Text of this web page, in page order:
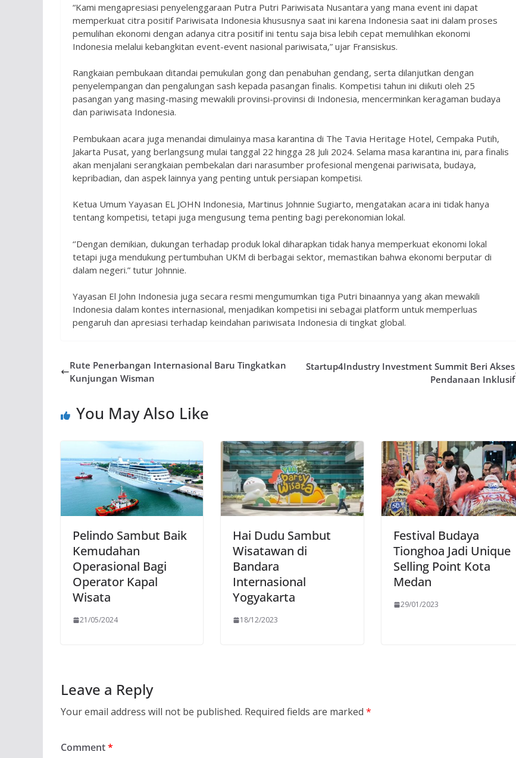
“Kami mengapresiasi penyelenggaraan Putra Putri Pariwisata Nusantara yang mana event ini dapat
memperkuat citra positif Pariwisata Indonesia khususnya saat ini karena Indonesia saat ini dalam proses
pemulihan ekonomi dengan adanya citra positif ini tentu saja bisa lebih cepat memulihkan ekonomi
Indonesia melalui kebangkitan event-event nasional pariwisata,” ujar Fransiskus.
Rangkaian pembukaan ditandai pemukulan gong dan penabuhan gendang, serta dilanjutkan dengan
penyelempangan dan pengalungan sash kepada pasangan finalis. Kompetisi tahun ini diikuti oleh 25
pasangan yang masing-masing mewakili provinsi-provinsi di Indonesia, mencerminkan keragaman budaya
dan pariwisata Indonesia.
Pembukaan acara juga menandai dimulainya masa karantina di The Tavia Heritage Hotel, Cempaka Putih,
Jakarta Pusat, yang berlangsung mulai tanggal 22 hingga 28 Juli 2024. Selama masa karantina ini, para finalis
akan menjalani serangkaian pembekalan dari narasumber profesional mengenai pariwisata, budaya,
kepribadian, dan aspek lainnya yang penting untuk persiapan kompetisi.
Ketua Umum Yayasan EL JOHN Indonesia, Martinus Johnnie Sugiarto, mengatakan acara ini tidak hanya
tentang kompetisi, tetapi juga mengusung tema penting bagi perekonomian lokal.
‘’Dengan demikian, dukungan terhadap produk lokal diharapkan tidak hanya memperkuat ekonomi lokal
tetapi juga mendukung pertumbuhan UKM di berbagai sektor, memastikan bahwa ekonomi berputar di
dalam negeri.” tutur Johnnie.
Yayasan El John Indonesia juga secara resmi mengumumkan tiga Putri binaannya yang akan mewakili
Indonesia dalam kontes internasional, menjadikan kompetisi ini sebagai platform untuk memperluas
pengaruh dan apresiasi terhadap keindahan pariwisata Indonesia di tingkat global.
Rute Penerbangan Internasional Baru Tingkatkan
Kunjungan Wisman
Startup4Industry Investment Summit Beri Akses
Pendanaan Inklusif
You May Also Like
Pelindo Sambut Baik
Kemudahan
Operasional Bagi
Operator Kapal
Wisata
21/05/2024
Hai Dudu Sambut
Wisatawan di
Bandara
Internasional
Yogyakarta
18/12/2023
Festival Budaya
Tionghoa Jadi Unique
Selling Point Kota
Medan
29/01/2023
Leave a Reply
Your email address will not be published. Required fields are marked *
Comment*